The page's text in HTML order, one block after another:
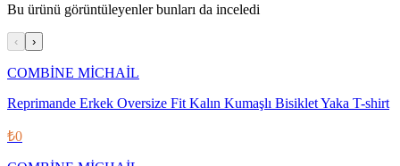
Bu ürünü görüntüleyenler bunları da inceledi
‹ ›
COMBİNE MİCHAİL
Reprimande Erkek Oversize Fit Kalın Kumaşlı Bisiklet Yaka T-shirt
₺0